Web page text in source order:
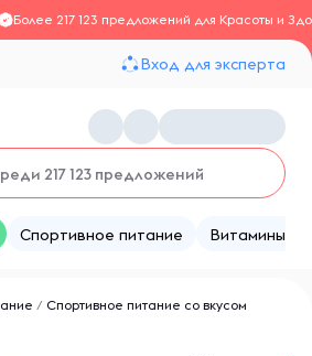
Более 217 123 предложений для Красоты и
Вход для эксперта
Спортивное питание Витамины
/ Спортивное питание со вкусом